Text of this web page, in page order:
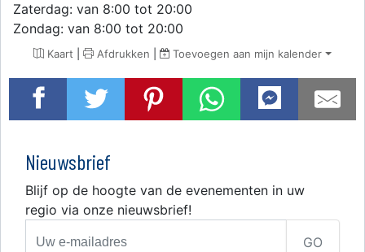
Zaterdag: van 8:00 tot 20:00
Zondag: van 8:00 tot 20:00
Kaart | Afdrukken | Toevoegen aan mijn kalender
Nieuwsbrief
Blijf op de hoogte van de evenementen in uw
regio via onze nieuwsbrief!
GO